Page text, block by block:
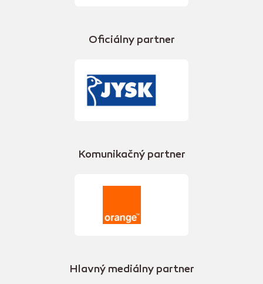
Oficiálny partner
Komunikačný partner
Hlavný mediálny partner